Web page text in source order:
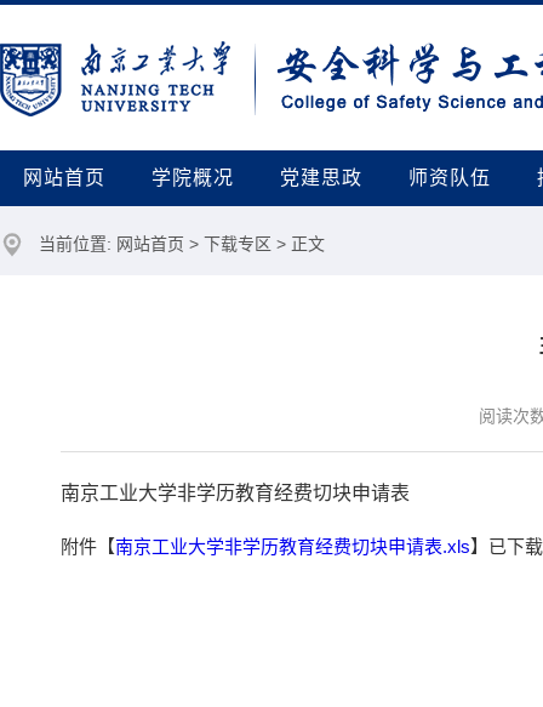
网站首页 学院概况 党建思政 师资队伍
当前位置: 网站首页 > 下载专区 > 正文
阅读次
南京工业大学非学历教育经费切块申请表
附件【南京工业大学非学历教育经费切块申请表.xls】已下载